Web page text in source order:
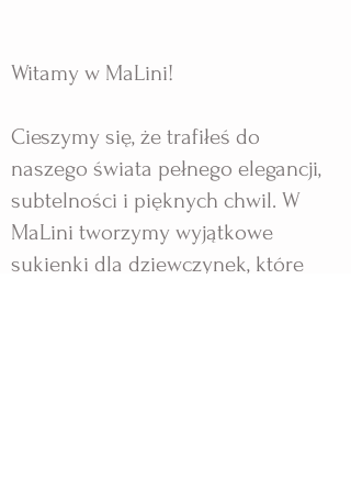
Witamy w MaLini!
Cieszymy się, że trafiłeś do
naszego świata pełnego elegancji,
subtelności i pięknych chwil. W
MaLini tworzymy wyjątkowe
sukienki dla dziewczynek, które